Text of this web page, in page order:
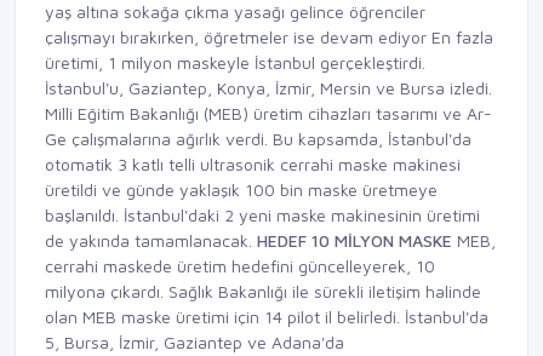
yaş altına sokağa çıkma yasağı gelince öğrenciler
çalışmayı bırakırken, öğretmeler ise devam ediyor En fazla
üretimi, 1 milyon maskeyle İstanbul gerçekleştirdi.
İstanbul'u, Gaziantep, Konya, İzmir, Mersin ve Bursa izledi.
Milli Eğitim Bakanlığı (MEB) üretim cihazları tasarımı ve Ar-
Ge çalışmalarına ağırlık verdi. Bu kapsamda, İstanbul'da
otomatik 3 katlı telli ultrasonik cerrahi maske makinesi
üretildi ve günde yaklaşık 100 bin maske üretmeye
başlanıldı. İstanbul'daki 2 yeni maske makinesinin üretimi
de yakında tamamlanacak. HEDEF 10 MİLYON MASKE MEB,
cerrahi maskede üretim hedefini güncelleyerek, 10
milyona çıkardı. Sağlık Bakanlığı ile sürekli iletişim halinde
olan MEB maske üretimi için 14 pilot il belirledi. İstanbul'da
5, Bursa, İzmir, Gaziantep ve Adana'da